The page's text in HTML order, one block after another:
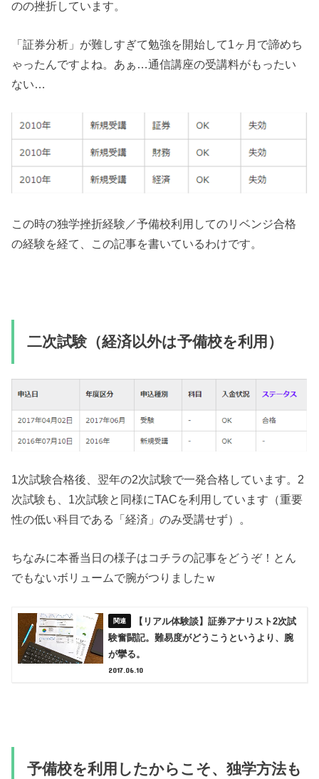
のの挫折しています。
「証券分析」が難しすぎて勉強を開始して1ヶ月で諦めち
ゃったんですよね。あぁ…通信講座の受講料がもったい
ない…
この時の独学挫折経験／予備校利用してのリベンジ合格
の経験を経て、この記事を書いているわけです。
二次試験（経済以外は予備校を利用）
1次試験合格後、翌年の2次試験で一発合格しています。2
次試験も、1次試験と同様にTACを利用しています（重要
性の低い科目である「経済」のみ受講せず）。
ちなみに本番当日の様子はコチラの記事をどうぞ！とん
でもないボリュームで腕がつりましたｗ
【リアル体験談】証券アナリスト2次試
験奮闘記。難易度がどうこうというより、腕
が攣る。
2017.06.10
予備校を利用したからこそ、独学方法も